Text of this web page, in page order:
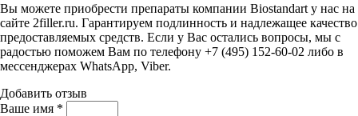
Вы можете приобрести препараты компании Biostandart у нас на
сайте 2filler.ru. Гарантируем подлинность и надлежащее качество
предоставляемых средств. Если у Вас остались вопросы, мы с
радостью поможем Вам по телефону +7 (495) 152-60-02 либо в
мессенджерах WhatsApp, Viber.
Добавить отзыв
Ваше имя *